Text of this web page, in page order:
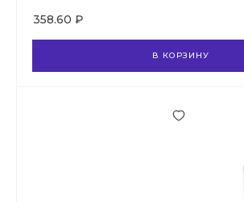
358.60 ₽
В КОРЗИНУ